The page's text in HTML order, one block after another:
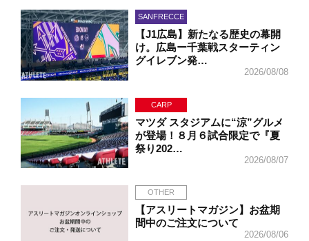
SANFRECCE
【J1広島】新たなる歴史の幕開
け。広島ー千葉戦スターティン
グイレブン発…
2026/08/08
CARP
マツダ スタジアムに“涼”グルメ
が登場！８月６試合限定で『夏
祭り202…
2026/08/07
OTHER
【アスリートマガジン】お盆期
間中のご注文について
2026/08/06